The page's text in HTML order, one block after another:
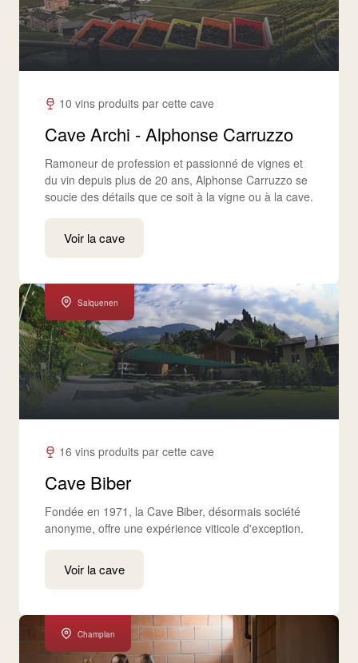
10 vins produits par cette cave
Cave Archi - Alphonse Carruzzo
Ramoneur de profession et passionné de vignes et
du vin depuis plus de 20 ans, Alphonse Carruzzo se
soucie des détails que ce soit à la vigne ou à la cave.
Voir la cave
Salquenen
16 vins produits par cette cave
Cave Biber
Fondée en 1971, la Cave Biber, désormais société
anonyme, offre une expérience viticole d'exception.
Voir la cave
Champlan